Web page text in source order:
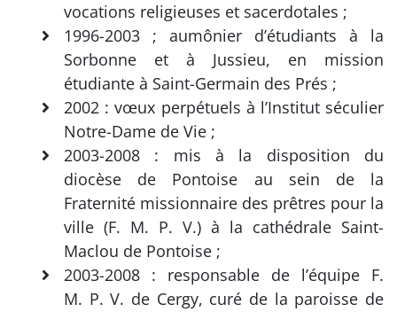
vocations religieuses et sacerdotales ;
1996-2003 ; aumônier d’étudiants à la
Sorbonne et à Jussieu, en mission
étudiante à Saint-Germain des Prés ;
2002 : vœux perpétuels à l’Institut séculier
Notre-Dame de Vie ;
2003-2008 : mis à la disposition du
diocèse de Pontoise au sein de la
Fraternité missionnaire des prêtres pour la
ville (F. M. P. V.) à la cathédrale Saint-
Maclou de Pontoise ;
2003-2008 : responsable de l’équipe F.
M. P. V. de Cergy, curé de la paroisse de